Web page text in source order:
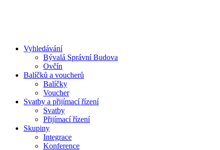
Vyhledávání
Bývalá Správní Budova
Ovčín
Balíčků a voucherů
Balíčky
Voucher
Svatby a přijímací řízení
Svatby
Přijímací řízení
Skupiny
Integrace
Konference